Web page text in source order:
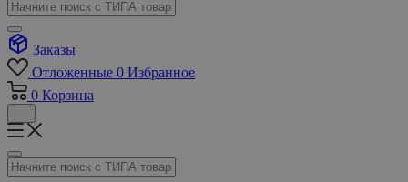
Заказы
Отложенные 0 Избранное
0 Корзина